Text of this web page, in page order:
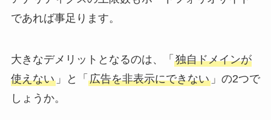
であれば事足ります。
大きなデメリットとなるのは、「 独自ドメインが
使えない」と「 広告を非表示にできない」の2つで
しょうか。